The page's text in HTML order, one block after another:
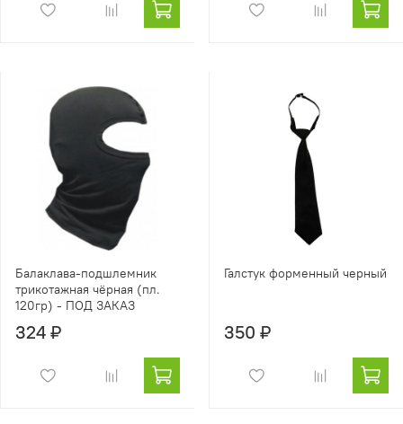
Балаклава-подшлемник
трикотажная чёрная (пл.
120гр) - ПОД ЗАКАЗ
324 ₽
Галстук форменный черный
350 ₽